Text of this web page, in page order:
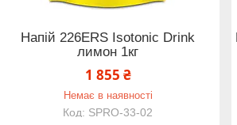
Напій 226ERS Isotonic Drink
лимон 1кг
1 855 ₴
Немає в наявності
SPRO-33-02